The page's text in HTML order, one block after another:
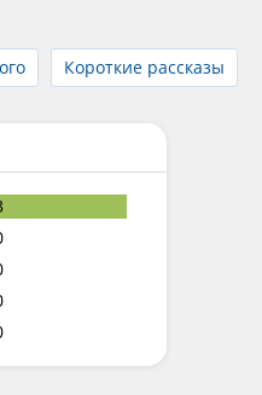
Короткие рассказы